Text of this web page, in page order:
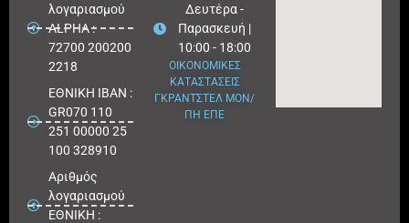
λογαριασμού
ALPHA :
72700 200200
2218
ΕΘΝΙΚΗ ΙΒΑΝ :
GR070 110
251 00000 25
100 328910
Αριθμός
λογαριασμού
ΕΘΝΙΚΗ :
Δευτέρα -
Παρασκευή |
10:00 - 18:00
ΟΙΚΟΝΟΜΙΚΕΣ
ΚΑΤΑΣΤΑΣΕΙΣ
ΓΚΡΑΝΤΣΤΕΛ ΜΟΝ/
ΠΗ ΕΠΕ